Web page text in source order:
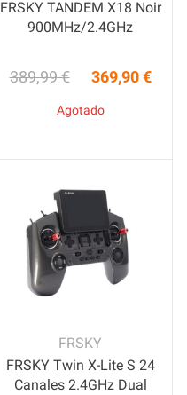
FRSKY TANDEM X18 Noir
900MHz/2.4GHz
Precio base
389,99 € Precio
369,90 €
Agotado
FRSKY
FRSKY Twin X-Lite S 24
Canales 2.4GHz Dual